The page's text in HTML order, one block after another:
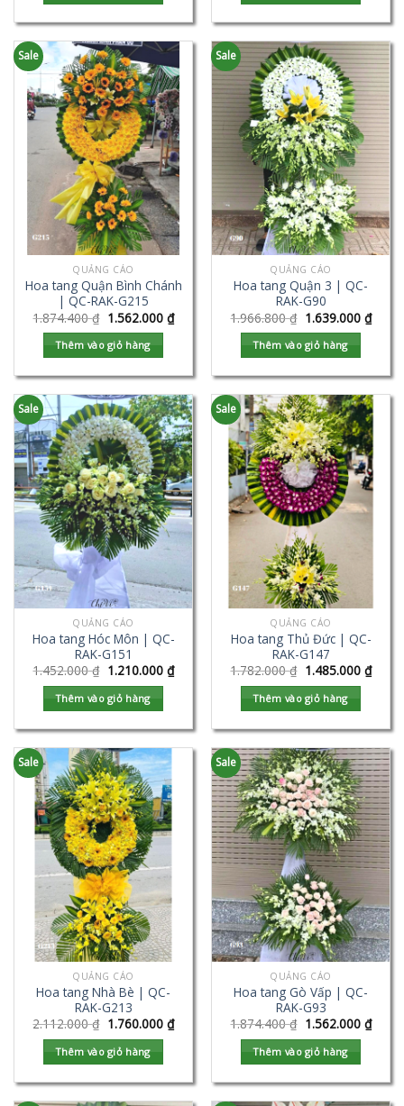
Sale
QUẢNG CÁO
Hoa tang Quận Bình Chánh
| QC-RAK-G215
1.874.400₫ 1.562.000 ₫
Thêm vào giỏ hàng
Sale
QUẢNG CÁO
Hoa tang Quận 3 | QC-
RAK-G90
1.966.800₫ 1.639.000 ₫
Thêm vào giỏ hàng
Sale
QUẢNG CÁO
Hoa tang Hóc Môn | QC-
RAK-G151
1.452.000₫ 1.210.000 ₫
Thêm vào giỏ hàng
Sale
QUẢNG CÁO
Hoa tang Thủ Đức | QC-
RAK-G147
1.782.000₫ 1.485.000 ₫
Thêm vào giỏ hàng
Sale
QUẢNG CÁO
Hoa tang Nhà Bè | QC-
RAK-G213
2.112.000₫ 1.760.000 ₫
Thêm vào giỏ hàng
Sale
QUẢNG CÁO
Hoa tang Gò Vấp | QC-
RAK-G93
1.874.400₫ 1.562.000 ₫
Thêm vào giỏ hàng